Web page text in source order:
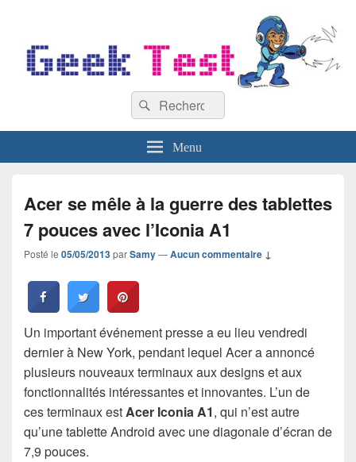
Recherche :
Rechercher
Menu
Acer se mêle à la guerre des tablettes
7 pouces avec l’Iconia A1
Posté le 05/05/2013parSamy—Aucun commentaire ↓
Un important événement presse a eu lieu vendredi
dernier à New York, pendant lequel Acer a annoncé
plusieurs nouveaux terminaux aux designs et aux
fonctionnalités intéressantes et innovantes. L’un de
ces terminaux estAcer Iconia A1, qui n’est autre
qu’une tablette Android avec une diagonale d’écran de
7,9 pouces.